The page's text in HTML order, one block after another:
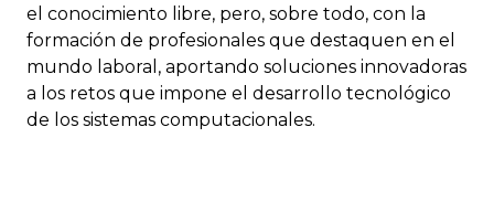
el conocimiento libre, pero, sobre todo, con la
formación de profesionales que destaquen en el
mundo laboral, aportando soluciones innovadoras
a los retos que impone el desarrollo tecnológico
de los sistemas computacionales.